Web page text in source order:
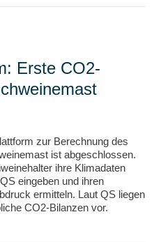
Erste CO2-
zur Berechnung des
ist abgeschlossen.
ihre Klimadaten
eingeben und ihren
ermitteln. Laut QS liegen
CO2-Bilanzen vor.